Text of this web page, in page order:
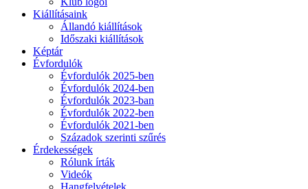
Kiállításaink
Állandó kiállítások
Időszaki kiállítások
Képtár
Évfordulók
Évfordulók 2025-ben
Évfordulók 2024-ben
Évfordulók 2023-ban
Évfordulók 2022-ben
Évfordulók 2021-ben
Századok szerinti szűrés
Érdekességek
Rólunk írták
Videók
Hangfelvételek